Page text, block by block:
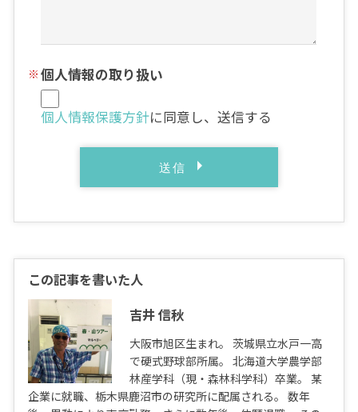
個人情報の取り扱い
個人情報保護方針に同意し、送信する
この記事を書いた人
吉井 信秋
大阪市旭区生まれ。 茨城県立水戸一高
で硬式野球部所属。 北海道大学農学部
林産学科（現・森林科学科）卒業。 某
企業に就職、栃木県鹿沼市の研究所に配属される。 数年